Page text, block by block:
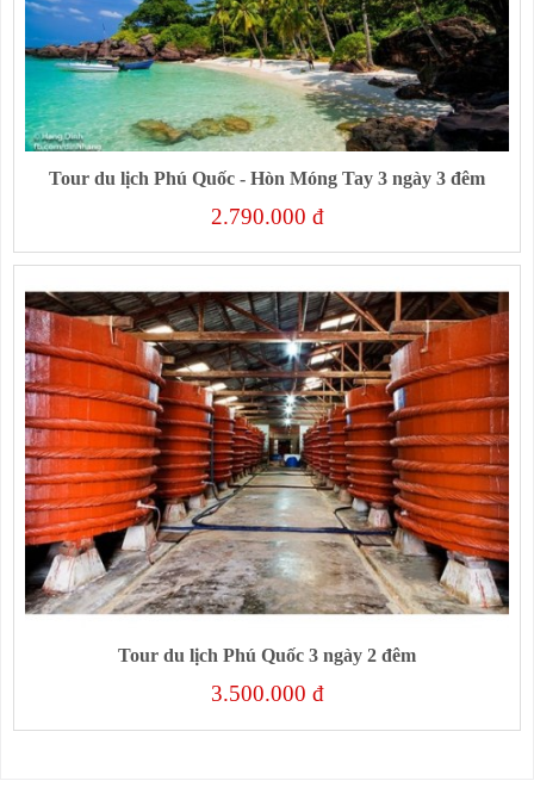
Tour du lịch Phú Quốc - Hòn Móng Tay 3 ngày 3 đêm
2.790.000 đ
Tour du lịch Phú Quốc 3 ngày 2 đêm
3.500.000 đ